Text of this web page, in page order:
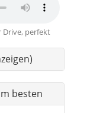
Drive, perfekt
besten